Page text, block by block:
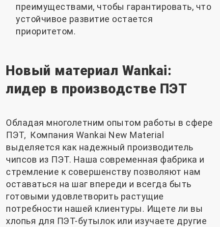
преимуществами, чтобы гарантировать, что
устойчивое развитие остается
приоритетом.
Новый материал Wankai:
лидер в производстве ПЭТ
Обладая многолетним опытом работы в сфере
ПЭТ, Компания Wankai New Material
выделяется как надежный производитель
чипсов из ПЭТ. Наша современная фабрика и
стремление к совершенству позволяют нам
оставаться на шаг впереди и всегда быть
готовыми удовлетворить растущие
потребности нашей клиентуры. Ищете ли вы
хлопья для ПЭТ-бутылок или изучаете другие